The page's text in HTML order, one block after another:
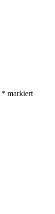
* markiert